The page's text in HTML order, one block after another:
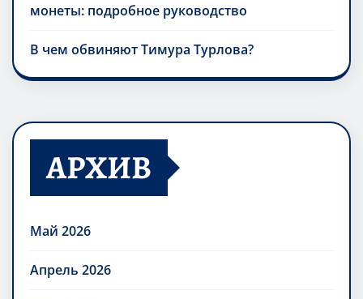
монеты: подробное руководство
В чем обвиняют Тимура Турлова?
АРХИВ
Май 2026
Апрель 2026